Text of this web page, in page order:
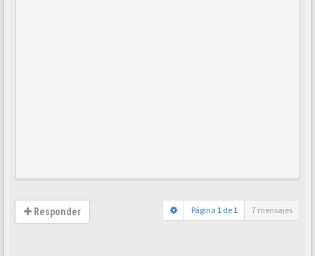
Responder Página 1 de 1 7 mensajes